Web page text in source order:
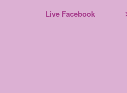
Live Facebook